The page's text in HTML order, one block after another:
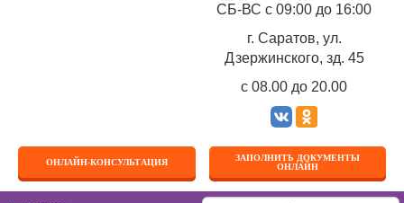
СБ-ВС с 09:00 до 16:00
г. Саратов, ул.
Дзержинского, зд. 45
c 08.00 до 20.00
ОНЛАЙН-КОНСУЛЬТАЦИЯ
ЗАПОЛНИТЬ ДОКУМЕНТЫ
ОНЛАЙН